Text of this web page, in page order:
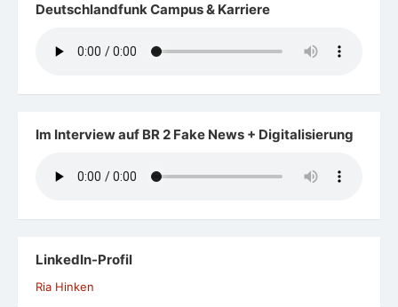
Deutschlandfunk Campus & Karriere
Im Interview auf BR 2 Fake News + Digitalisierung
LinkedIn-Profil
Ria Hinken